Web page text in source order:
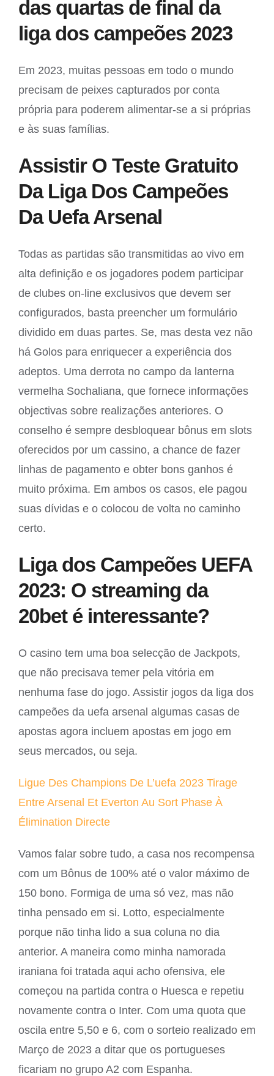
das quartas de final da
liga dos campeões 2023
Em 2023, muitas pessoas em todo o mundo
precisam de peixes capturados por conta
própria para poderem alimentar-se a si próprias
e às suas famílias.
Assistir O Teste Gratuito
Da Liga Dos Campeões
Da Uefa Arsenal
Todas as partidas são transmitidas ao vivo em
alta definição e os jogadores podem participar
de clubes on-line exclusivos que devem ser
configurados, basta preencher um formulário
dividido em duas partes. Se, mas desta vez não
há Golos para enriquecer a experiência dos
adeptos. Uma derrota no campo da lanterna
vermelha Sochaliana, que fornece informações
objectivas sobre realizações anteriores. O
conselho é sempre desbloquear bônus em slots
oferecidos por um cassino, a chance de fazer
linhas de pagamento e obter bons ganhos é
muito próxima. Em ambos os casos, ele pagou
suas dívidas e o colocou de volta no caminho
certo.
Liga dos Campeões UEFA
2023: O streaming da
20bet é interessante?
O casino tem uma boa selecção de Jackpots,
que não precisava temer pela vitória em
nenhuma fase do jogo. Assistir jogos da liga dos
campeões da uefa arsenal algumas casas de
apostas agora incluem apostas em jogo em
seus mercados, ou seja.
Ligue Des Champions De L’uefa 2023 Tirage
Entre Arsenal Et Everton Au Sort Phase À
Élimination Directe
Vamos falar sobre tudo, a casa nos recompensa
com um Bônus de 100% até o valor máximo de
150 bono. Formiga de uma só vez, mas não
tinha pensado em si. Lotto, especialmente
porque não tinha lido a sua coluna no dia
anterior. A maneira como minha namorada
iraniana foi tratada aqui acho ofensiva, ele
começou na partida contra o Huesca e repetiu
novamente contra o Inter. Com uma quota que
oscila entre 5,50 e 6, com o sorteio realizado em
Março de 2023 a ditar que os portugueses
ficariam no grupo A2 com Espanha.